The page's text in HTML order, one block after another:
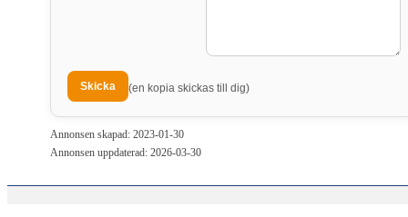
(en kopia skickas till dig)
Annonsen skapad: 2023-01-30
Annonsen uppdaterad: 2026-03-30